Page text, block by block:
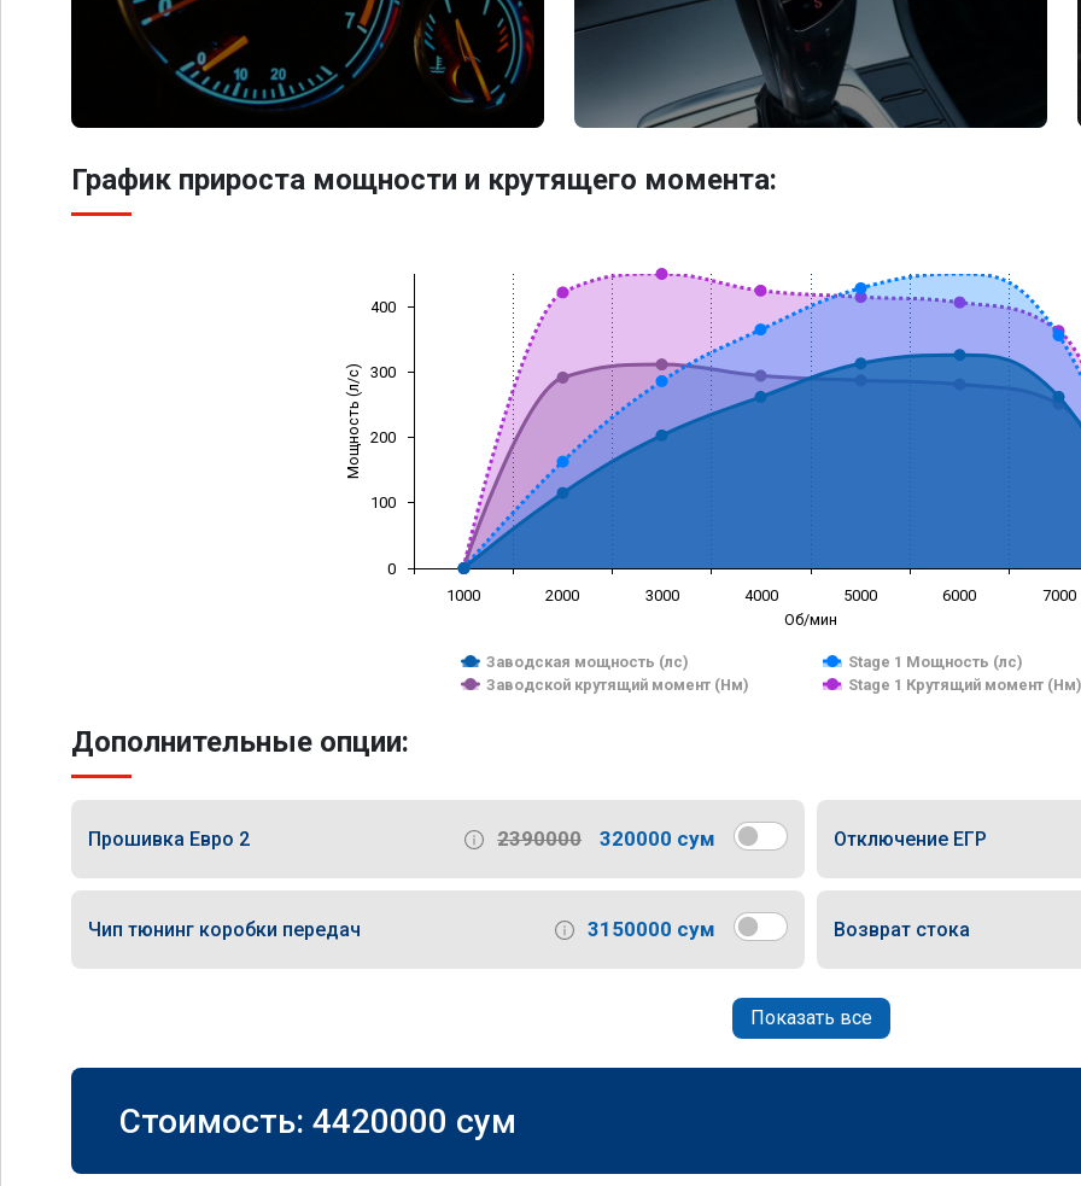
График прироста мощности и крутящего момента:
Об/мин
Мощность (л/с)
Заводская мощность (лс)
Stage 1 Мощность (лс)
Заводской крутящий момент (Нм)
Stage 1 Крутящий момент (Нм)
1000 2000 3000 4000 5000 6000 7000
0
100
200
300
400
Дополнительные опции:
Прошивка Евро 2 2390000 320000 сум Отключение ЕГР
Чип тюнинг коробки передач 3150000 сум Возврат стока
Показать все
Стоимость: 4420000 сум